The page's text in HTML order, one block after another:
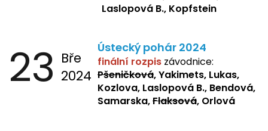
Laslopová B., Kopfstein
23 Bře
2024
Ústecký pohár 2024
finální rozpis závodnice:
Pšeničková, Yakimets, Lukas,
Kozlova, Laslopová B., Bendová,
Samarska,Flaksová, Orlová